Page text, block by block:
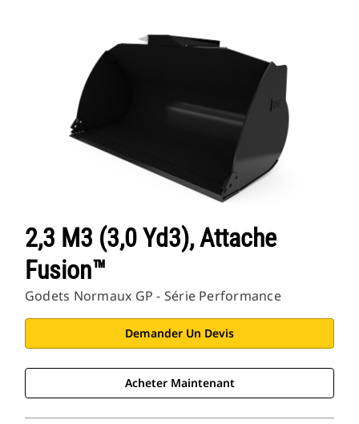
2,3 M3 (3,0 Yd3), Attache
Fusion™
Godets Normaux GP - Série Performance
Demander Un Devis
Acheter Maintenant